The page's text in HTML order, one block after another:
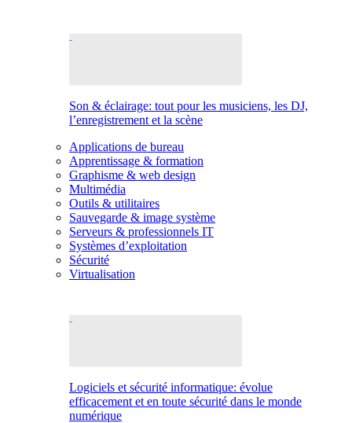
Son & éclairage: tout pour les musiciens, les DJ,
l’enregistrement et la scène
Applications de bureau
Apprentissage & formation
Graphisme & web design
Multimédia
Outils & utilitaires
Sauvegarde & image système
Serveurs & professionnels IT
Systèmes d’exploitation
Sécurité
Virtualisation
Logiciels et sécurité informatique: évolue
efficacement et en toute sécurité dans le monde
numérique